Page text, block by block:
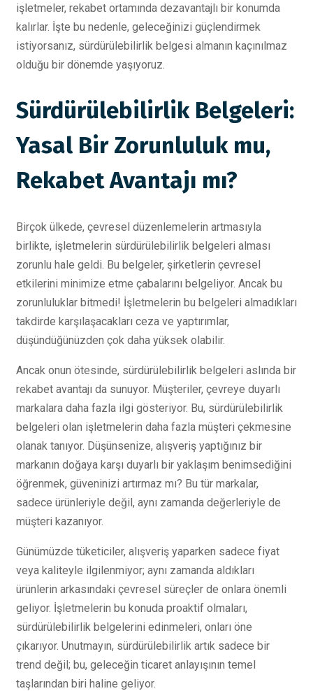
işletmeler, rekabet ortamında dezavantajlı bir konumda
kalırlar. İşte bu nedenle, geleceğinizi güçlendirmek
istiyorsanız, sürdürülebilirlik belgesi almanın kaçınılmaz
olduğu bir dönemde yaşıyoruz.
Sürdürülebilirlik Belgeleri:
Yasal Bir Zorunluluk mu,
Rekabet Avantajı mı?
Birçok ülkede, çevresel düzenlemelerin artmasıyla
birlikte, işletmelerin sürdürülebilirlik belgeleri alması
zorunlu hale geldi. Bu belgeler, şirketlerin çevresel
etkilerini minimize etme çabalarını belgeliyor. Ancak bu
zorunluluklar bitmedi! İşletmelerin bu belgeleri almadıkları
takdirde karşılaşacakları ceza ve yaptırımlar,
düşündüğünüzden çok daha yüksek olabilir.
Ancak onun ötesinde, sürdürülebilirlik belgeleri aslında bir
rekabet avantajı da sunuyor. Müşteriler, çevreye duyarlı
markalara daha fazla ilgi gösteriyor. Bu, sürdürülebilirlik
belgeleri olan işletmelerin daha fazla müşteri çekmesine
olanak tanıyor. Düşünsenize, alışveriş yaptığınız bir
markanın doğaya karşı duyarlı bir yaklaşım benimsediğini
öğrenmek, güveninizi artırmaz mı? Bu tür markalar,
sadece ürünleriyle değil, aynı zamanda değerleriyle de
müşteri kazanıyor.
Günümüzde tüketiciler, alışveriş yaparken sadece fiyat
veya kaliteyle ilgilenmiyor; aynı zamanda aldıkları
ürünlerin arkasındaki çevresel süreçler de onlara önemli
geliyor. İşletmelerin bu konuda proaktif olmaları,
sürdürülebilirlik belgelerini edinmeleri, onları öne
çıkarıyor. Unutmayın, sürdürülebilirlik artık sadece bir
trend değil; bu, geleceğin ticaret anlayışının temel
taşlarından biri haline geliyor.